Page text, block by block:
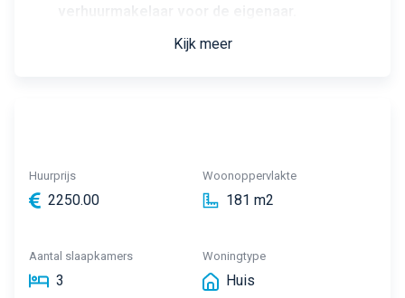
Kijk meer
Huurprijs
2250.00
Woonoppervlakte
181 m2
Aantal slaapkamers
3
Woningtype
Huis